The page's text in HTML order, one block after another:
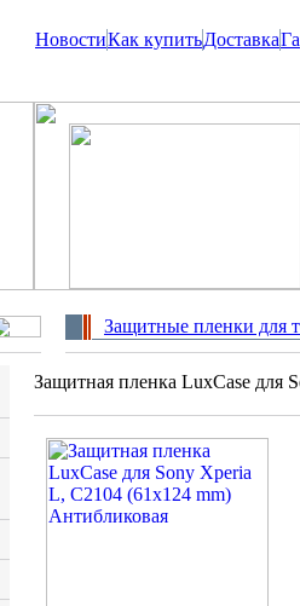
НовостиКак купитьДоставка
Защитные пленки для
Защитная пленка LuxCase для